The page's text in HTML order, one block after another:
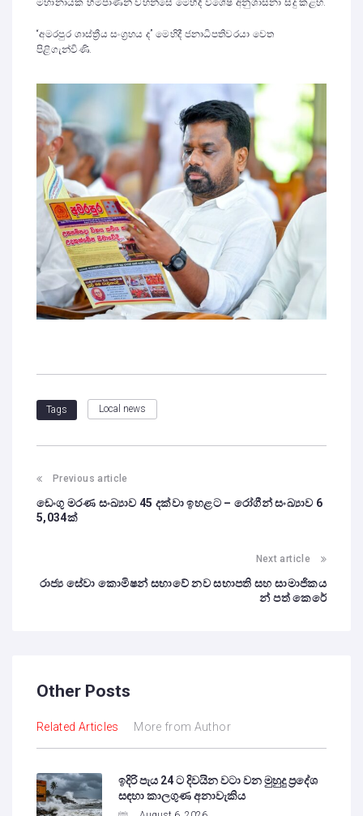
මහානායක හිමිපාණන් වහන්සේ මෙහිදී විශේෂ අනුශාසනා සිදු කළහ.
“අමරපුර ශාස්ත්‍රීය සංග්‍රහය ද” මෙහිදී ජනාධිපතිවරයා වෙත
පිළිගැන්විණි.
Tags Local news
Previous article
ඩෙංගු මරණ සංඛ්‍යාව 45 දක්වා ඉහළට – රෝගීන් සංඛ්‍යාව 6
5,034ක්
Next article
රාජ්‍ය සේවා කොමිෂන් සභාවේ නව සභාපති සහ සාමාජිකය
න් පත් කෙරේ
Other Posts
Related Articles More from Author
ඉදිරි පැය 24 ට දිවයින වටා වන මුහුදු ප්‍රදේශ
සඳහා කාලගුණ අනාවැකිය